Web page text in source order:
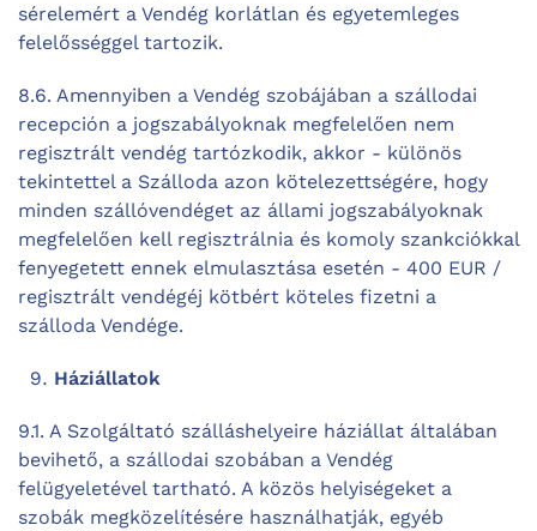
sérelemért a Vendég korlátlan és egyetemleges
felelősséggel tartozik.
8.6. Amennyiben a Vendég szobájában a szállodai
recepción a jogszabályoknak megfelelően nem
regisztrált vendég tartózkodik, akkor - különös
tekintettel a Szálloda azon kötelezettségére, hogy
minden szállóvendéget az állami jogszabályoknak
megfelelően kell regisztrálnia és komoly szankciókkal
fenyegetett ennek elmulasztása esetén - 400 EUR /
regisztrált vendégéj kötbért köteles fizetni a
szálloda Vendége.
Háziállatok
9.1. A Szolgáltató szálláshelyeire háziállat általában
bevihető, a szállodai szobában a Vendég
felügyeletével tartható. A közös helyiségeket a
szobák megközelítésére használhatják, egyéb